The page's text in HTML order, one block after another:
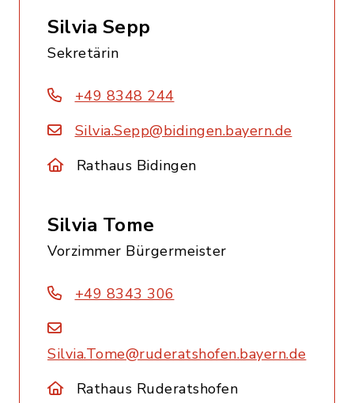
Silvia Sepp
Sekretärin
+49 8348 244
Silvia.Sepp@bidingen.bayern.de
Rathaus Bidingen
Silvia Tome
Vorzimmer Bürgermeister
+49 8343 306
Silvia.Tome@ruderatshofen.bayern.de
Rathaus Ruderatshofen